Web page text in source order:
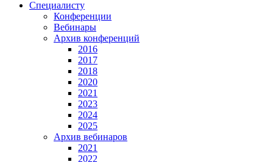
Специалисту
Конференции
Вебинары
Архив конференций
2016
2017
2018
2020
2021
2023
2024
2025
Архив вебинаров
2021
2022